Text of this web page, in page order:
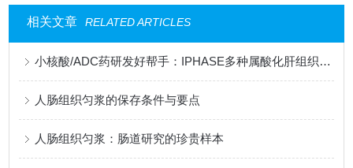
相关文章 RELATED ARTICLES
小核酸/ADC药研发好帮手：IPHASE多种属酸化肝组织匀浆
人肠组织匀浆的保存条件与要点
人肠组织匀浆：肠道研究的珍贵样本